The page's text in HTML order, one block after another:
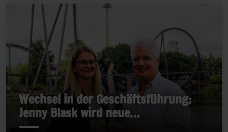
Wechsel in der Geschäftsführung:
Jenny Blask wird neue
Geschäftsführerin